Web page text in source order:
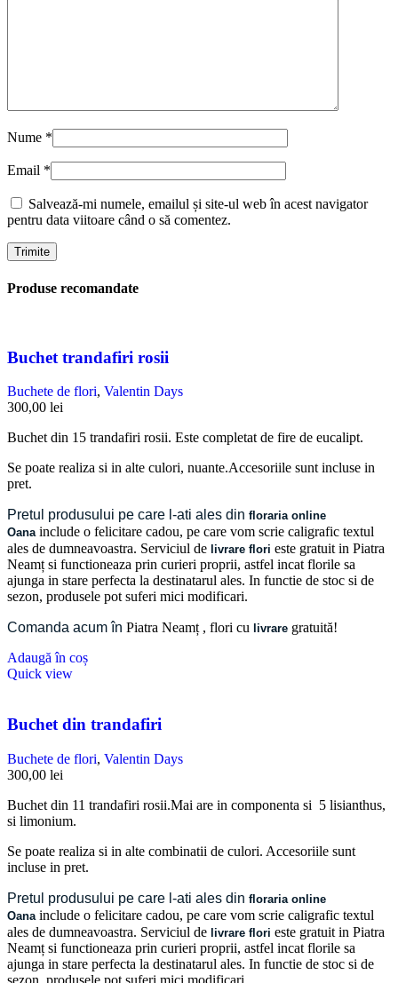
Nume *
Email *
Salvează-mi numele, emailul și site-ul web în acest navigator
pentru data viitoare când o să comentez.
Produse recomandate
Buchet trandafiri rosii
Buchete de flori, Valentin Days
300,00 lei
Buchet din 15 trandafiri rosii. Este completat de fire de eucalipt.
Se poate realiza si in alte culori, nuante.Accesoriile sunt incluse in
pret.
Pretul produsului pe care l-ati ales din floraria online
Oana include o felicitare cadou, pe care vom scrie caligrafic textul
ales de dumneavoastra. Serviciul de livrare flori este gratuit in Piatra
Neamț si functioneaza prin curieri proprii, astfel incat florile sa
ajunga in stare perfecta la destinatarul ales. In functie de stoc si de
sezon, produsele pot suferi mici modificari.
Comanda acum în Piatra Neamț , flori cu livrare gratuită!
Adaugă în coș
Quick view
Buchet din trandafiri
Buchete de flori, Valentin Days
300,00 lei
Buchet din 11 trandafiri rosii.Mai are in componenta si 5 lisianthus,
si limonium.
Se poate realiza si in alte combinatii de culori. Accesoriile sunt
incluse in pret.
Pretul produsului pe care l-ati ales din floraria online
Oana include o felicitare cadou, pe care vom scrie caligrafic textul
ales de dumneavoastra. Serviciul de livrare flori este gratuit in Piatra
Neamț si functioneaza prin curieri proprii, astfel incat florile sa
ajunga in stare perfecta la destinatarul ales. In functie de stoc si de
sezon, produsele pot suferi mici modificari.